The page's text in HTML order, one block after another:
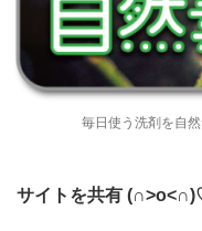
毎日使う洗剤を自
サイトを共有